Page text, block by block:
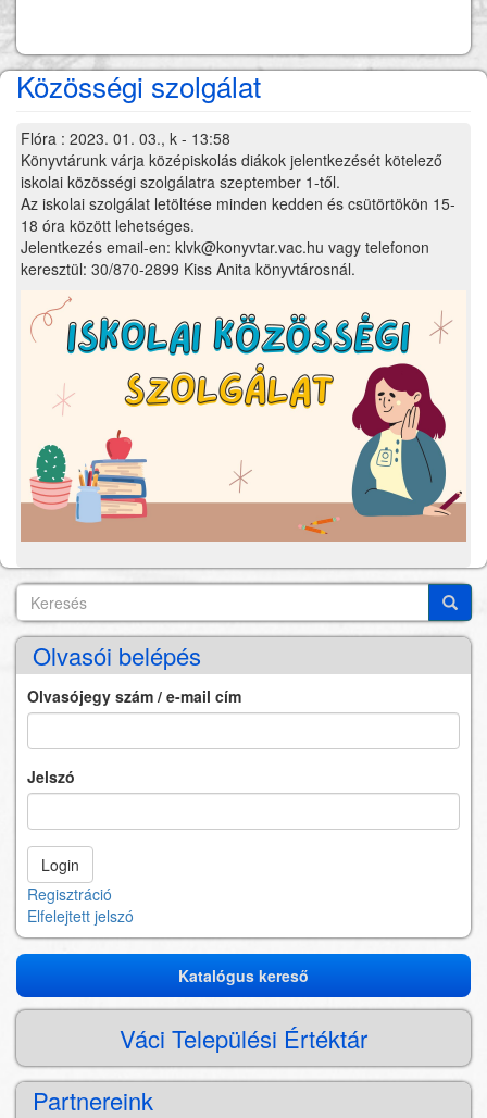
Közösségi szolgálat
Flóra : 2023. 01. 03., k - 13:58
Könyvtárunk várja középiskolás diákok jelentkezését kötelező
iskolai közösségi szolgálatra szeptember 1-től.
Az iskolai szolgálat letöltése minden kedden és csütörtökön 15-
18 óra között lehetséges.
Jelentkezés email-en: klvk@konyvtar.vac.hu vagy telefonon
keresztül: 30/870-2899 Kiss Anita könyvtárosnál.
Search
Keresés
Olvasói belépés
Olvasójegy szám / e-mail cím
Jelszó
Regisztráció
Elfelejtett jelszó
Katalógus
kereső
Katalógus kereső
Váci Települési Értéktár
Partnereink